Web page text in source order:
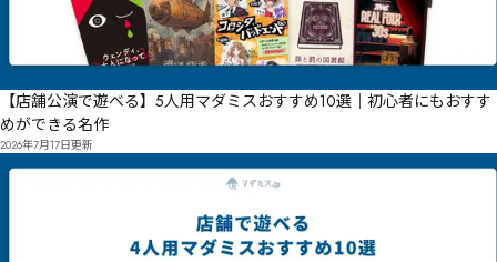
【店舗公演で遊べる】5人用マダミスおすすめ10選｜初心者にもおすす
めができる名作
2026年7月17日更新